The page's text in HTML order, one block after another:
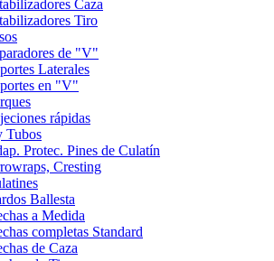
Caza
Tiro
de "V"
Laterales
en "V"
rápidas
Tubos
Protec. Pines de Culatín
Cresting
Ballesta
a Medida
completas Standard
de Caza